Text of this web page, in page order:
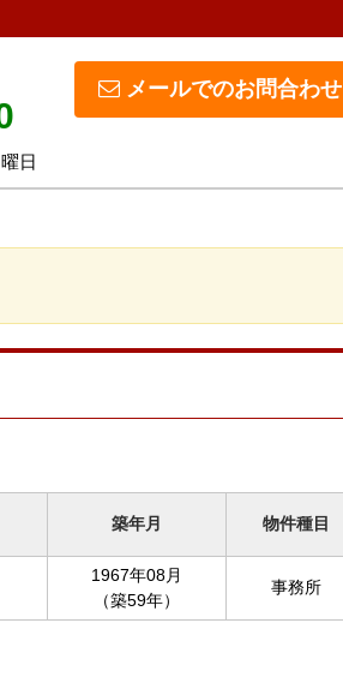
メールでのお問合わせ
日
築年月 物件種目
1967年08月
（築59年）
事務所